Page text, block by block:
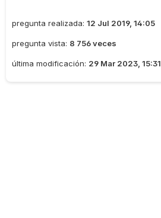
pregunta realizada: 12 Jul 2019, 14:05
pregunta vista: 8 756 veces
última modificación: 29 Mar 2023, 15:31